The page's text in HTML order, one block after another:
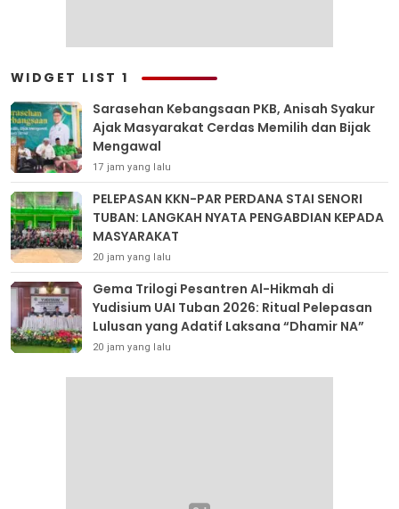
WIDGET LIST 1
Sarasehan Kebangsaan PKB, Anisah Syakur
Ajak Masyarakat Cerdas Memilih dan Bijak
Mengawal
17 jam yang lalu
PELEPASAN KKN-PAR PERDANA STAI SENORI
TUBAN: LANGKAH NYATA PENGABDIAN KEPADA
MASYARAKAT
20 jam yang lalu
Gema Trilogi Pesantren Al-Hikmah di
Yudisium UAI Tuban 2026: Ritual Pelepasan
Lulusan yang Adatif Laksana “Dhamir NA”
20 jam yang lalu